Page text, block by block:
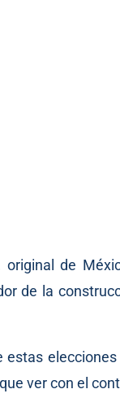
original de
de la
estas
ver con el